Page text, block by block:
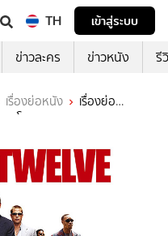
TH
เข้าสู่ระบบ
ข่าวละคร ข่าวหนัง รี
เรื่องย่อหนัง
เรื่องย่อ
โลก